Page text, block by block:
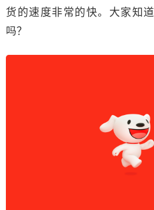
货的速度非常的快。大家知道
吗？